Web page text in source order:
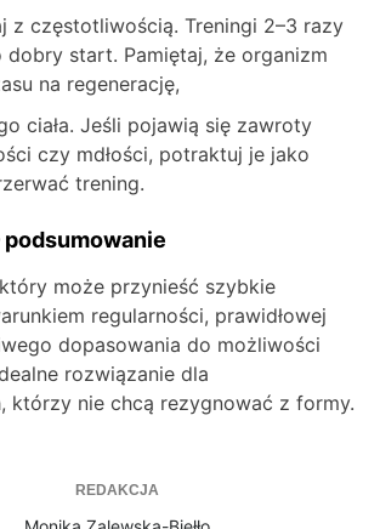
z częstotliwością. Treningi 2–3 razy
start. Pamiętaj, że organizm
na regenerację,
ciała. Jeśli pojawią się zawroty
czy mdłości, potraktuj je jako
trening.
podsumowanie
może przynieść szybkie
regularności, prawidłowej
dopasowania do możliwości
rozwiązanie dla
którzy nie chcą rezygnować z formy.
REDAKCJA